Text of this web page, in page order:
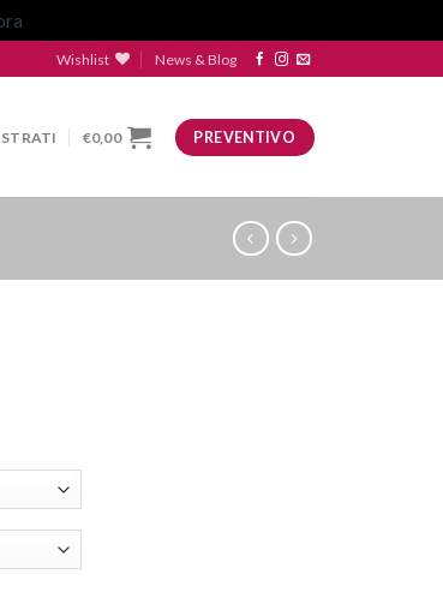
Wishlist News & Blog
€0,00 PREVENTIVO